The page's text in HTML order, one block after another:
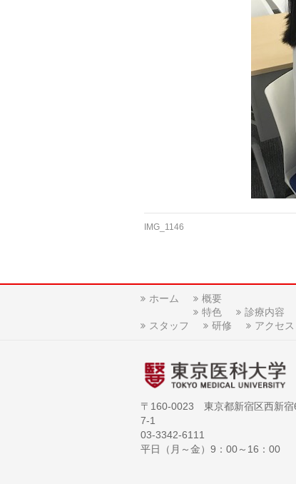
IMG_1146
ホーム
概要
特色
診療内容
スタッフ
研修 アクセス
〒160-0023 東京都新宿区西新宿
7-1
03-3342-6111
平日（月～金）9：00～16：00